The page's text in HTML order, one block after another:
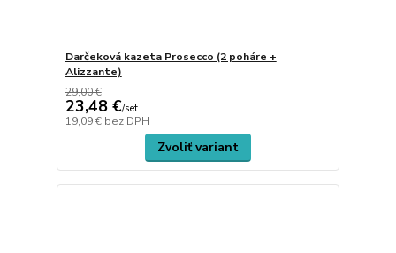
Darčeková kazeta Prosecco (2 poháre +
Alizzante)
29,00 €
23,48 €/set
19,09 € bez DPH
Zvoliť variant